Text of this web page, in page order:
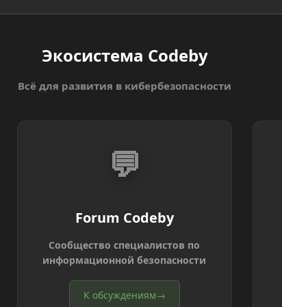
Экосистема Codeby
Всё для развития в кибербезопасности
💬
Forum Codeby
Сообщество специалистов по
информационной безопасности
К обсуждениям→